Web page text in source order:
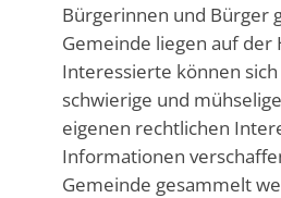
Bürgerinnen und Bürger
Gemeinde liegen auf der
Interessierte können
schwierige und
eigenen rechtlichen
Informationen
Gemeinde gesammelt